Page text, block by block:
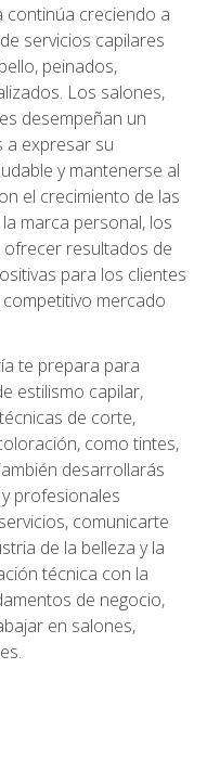
continúa creciendo a
servicios capilares
peinados,
Los salones,
desempeñan un
a expresar su
y mantenerse al
el crecimiento de las
marca personal, los
resultados de
para los clientes
mercado
te prepara para
estilismo capilar,
de corte,
como tintes,
desarrollarás
profesionales
comunicarte
de la belleza y la
técnica con la
de negocio,
en salones,